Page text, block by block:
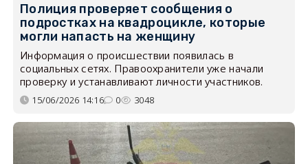
Полиция проверяет сообщения о
подростках на квадроцикле, которые
могли напасть на женщину
Информация о происшествии появилась в
социальных сетях. Правоохранители уже начали
проверку и устанавливают личности участников.
15/06/2026 14:16 0 3048